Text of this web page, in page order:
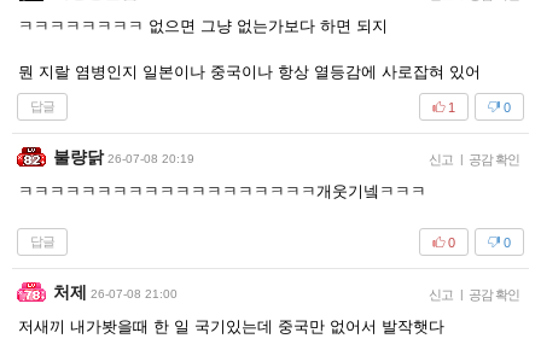
ㅋㅋㅋㅋㅋㅋㅋㅋ 없으면 그냥 없는가보다 하면 되지
뭔 지랄 염병인지 일본이나 중국이나 항상 열등감에 사로잡혀 있어
답글 0
1
불량닭 26-07-08 20:19 신고 공감 확인
ㅋㅋㅋㅋㅋㅋㅋㅋㅋㅋㅋㅋㅋㅋㅋㅋㅋㅋㅋ개웃기넼ㅋㅋㅋ
답글 0
0
처제 26-07-08 21:00 신고 공감 확인
저새끼 내가봣을때 한 일 국기있는데 중국만 없어서 발작햇다